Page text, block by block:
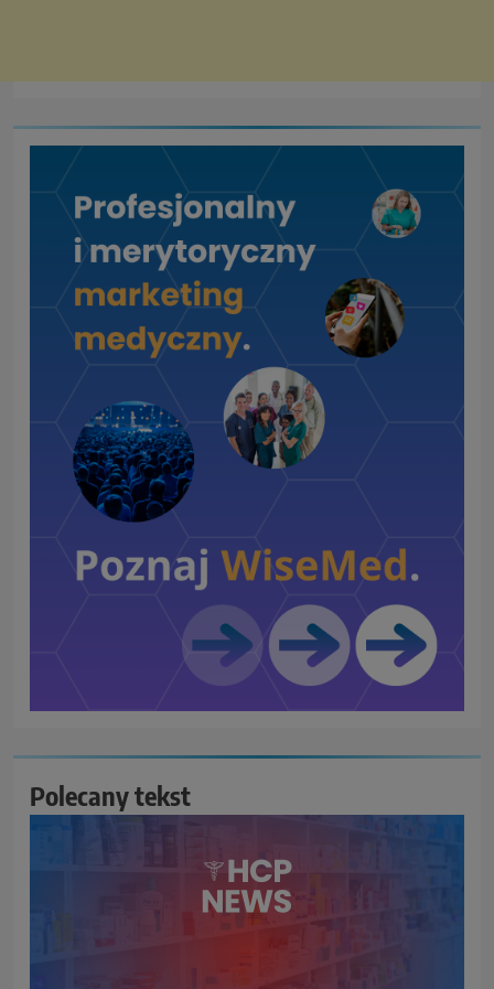
Polecany tekst